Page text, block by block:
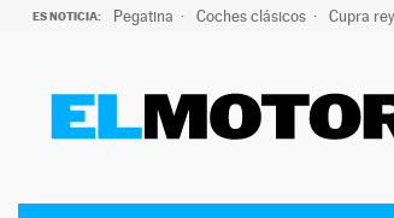
ES NOTICIA: Pegatina Coches clásicos Cupra
ELÉCTRICOS